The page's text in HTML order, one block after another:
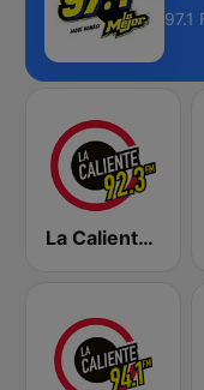
97.1
La Caliente 92.3 FM | Torreón